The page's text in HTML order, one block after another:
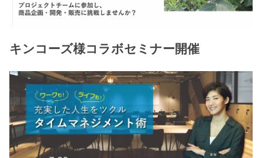
キンコーズ様コラボセミナー開催